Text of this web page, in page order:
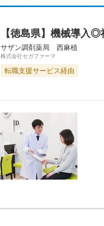
【徳島県】機械導入
サザン調剤薬局 西麻植
株式会社セガファーマ
転職支援サービス経由